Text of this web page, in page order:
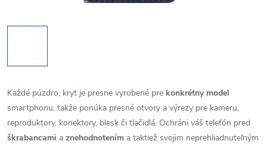
Každé púzdro, kryt je presne vyrobené pre konkrétny model
smartphonu, takže ponúka presné otvory a výrezy pre kameru,
reproduktory, konektory, blesk či tlačidlá. Ochráni váš telefón pred
škrabancami a znehodnotením a taktiež svojim neprehliadnuteľným